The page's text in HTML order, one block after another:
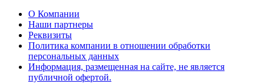
О Компании
Наши партнеры
Реквизиты
Политика компании в отношении обработки
персональных данных
Информация, размещенная на сайте, не является
публичной офертой.